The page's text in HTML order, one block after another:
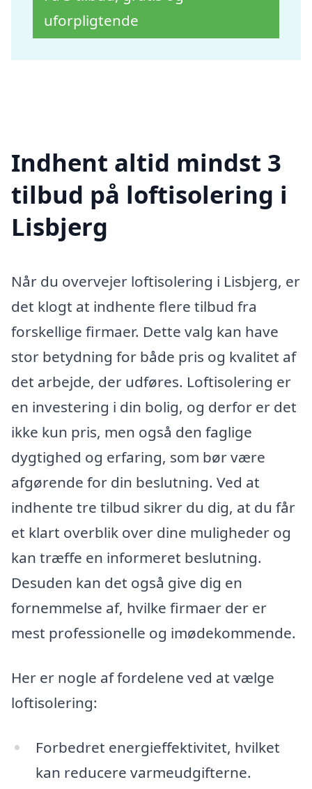
uforpligtende
Indhent altid mindst 3
tilbud på loftisolering i
Lisbjerg
Når du overvejer loftisolering i Lisbjerg, er
det klogt at indhente flere tilbud fra
forskellige firmaer. Dette valg kan have
stor betydning for både pris og kvalitet af
det arbejde, der udføres. Loftisolering er
en investering i din bolig, og derfor er det
ikke kun pris, men også den faglige
dygtighed og erfaring, som bør være
afgørende for din beslutning. Ved at
indhente tre tilbud sikrer du dig, at du får
et klart overblik over dine muligheder og
kan træffe en informeret beslutning.
Desuden kan det også give dig en
fornemmelse af, hvilke firmaer der er
mest professionelle og imødekommende.
Her er nogle af fordelene ved at vælge
loftisolering:
Forbedret energieffektivitet, hvilket
kan reducere varmeudgifterne.